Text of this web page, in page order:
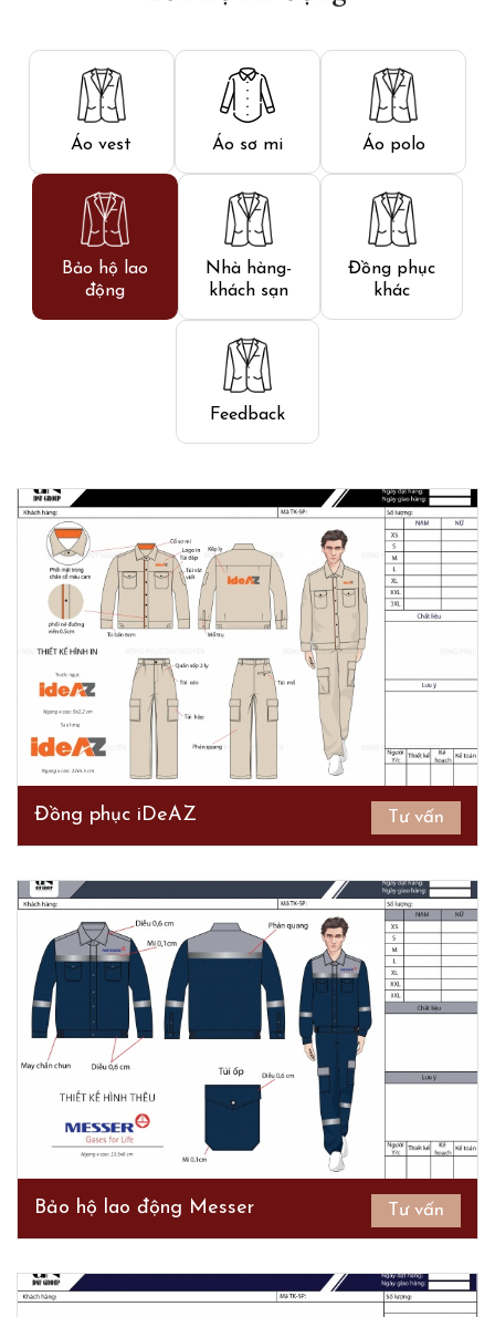
Áo vest Áo sơ mi Áo polo
Bảo hộ lao
động
Nhà hàng-
khách sạn
Đồng phục
khác
Feedback
Đồng phục iDeAZ Tư vấn
Bảo hộ lao động Messer Tư vấn